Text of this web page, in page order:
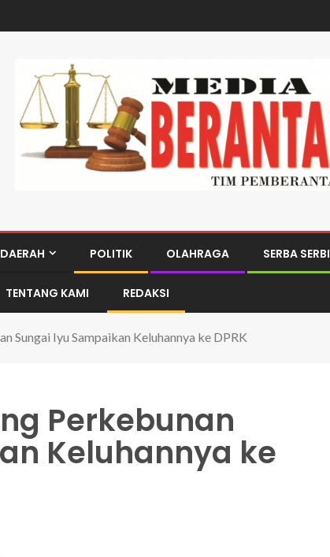
POLITIK OLAHRAGA SERBA SERBI
TENTANG KAMI REDAKSI
Sungai Iyu Sampaikan Keluhannya ke DPRK
Perkebunan
Keluhannya ke